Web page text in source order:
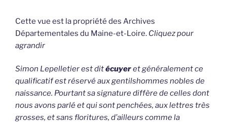
Cette vue est la propriété des Archives
Départementales du Maine-et-Loire. Cliquez pour
agrandir
Simon Lepelletier est ditécuyeret généralement ce
qualificatif est réservé aux gentilshommes nobles de
naissance. Pourtant sa signature diffère de celles dont
nous avons parlé et qui sont penchées, aux lettres très
grosses, et sans floritures, d’ailleurs comme la